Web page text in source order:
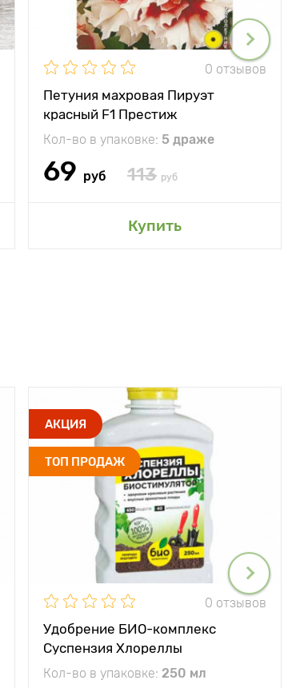
0 отзывов
Петуния махровая Пируэт
красный F1 Престиж
Кол-во в упаковке: 5 драже
69 руб 113 руб
Купить
АКЦИЯ
ТОП ПРОДАЖ
0 отзывов
Удобрение БИО-комплекс
Суспензия Хлореллы
Кол-во в упаковке: 250 мл